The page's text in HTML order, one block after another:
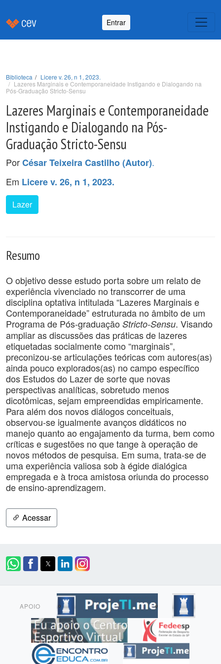
Entrar
Biblioteca
Licere v. 26, n 1, 2023.
Lazeres Marginais e Contemporaneidade Instigando e Dialogando na
Pós-Graduação Stricto-Sensu
Lazeres Marginais e Contemporaneidade
Instigando e Dialogando na Pós-
Graduação Stricto-Sensu
PorCésar Teixeira Castilho (Autor).
Em Licere v. 26, n 1, 2023.
Lazer
Resumo
O objetivo desse estudo porta sobre um relato de
experiência vivenciado no transcorrer de uma
disciplina optativa intitulada “Lazeres Marginais e
Contemporaneidade” estruturada no âmbito de um
Programa de Pós-graduação Stricto-Sensu. Visando
ampliar as discussões das práticas de lazeres
etiquetadas socialmente como “marginais”,
preconizou-se articulações teóricas com autores(as)
ainda pouco explorados(as) no campo específico
dos Estudos do Lazer de sorte que novas
perspectivas analíticas, sobretudo menos
dicotômicas, sejam empreendidas empiricamente.
Para além dos novos diálogos conceituais,
observou-se igualmente avanços didáticos no
manejo quanto ao engajamento da turma, bem como
críticas e sugestões no que tange à operação de
novos métodos de pesquisa. Em suma, trata-se de
uma experiência valiosa sob à égide dialógica
empregada e à troca amistosa oriunda do processo
de ensino-aprendizagem.
Acessar
APOIO